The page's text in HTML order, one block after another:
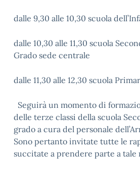
dalle 9,30 alle 10,30 scuola
dalle 10,30 alle 11,30 scuola
Grado sede centrale
dalle 11,30 alle 12,30 scuola
Seguirà un momento di
delle terze classi della scuola
grado a cura del personale
Sono pertanto invitate tutte le
succitate a prendere parte a tale